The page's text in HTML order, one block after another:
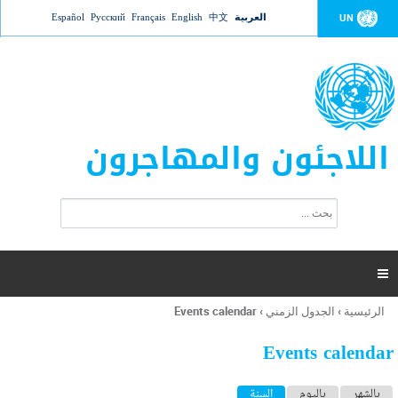
Jump to navigation UN العربية 中文
English
Français
Русский
Español
اللاجئون والمهاجرون
ت
ر
ل
ح
ب

أنت
هنا
الرئيسية › الجدول الزمني ›
Events calendar
Events calendar